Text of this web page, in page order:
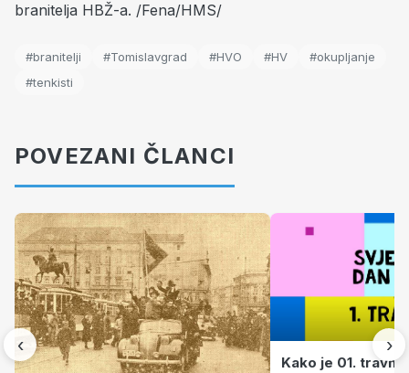
branitelja HBŽ-a. /Fena/HMS/
#branitelji #Tomislavgrad #HVO #HV
#okupljanje
#tenkisti
POVEZANI ČLANCI
‹
Kako je 01.
›